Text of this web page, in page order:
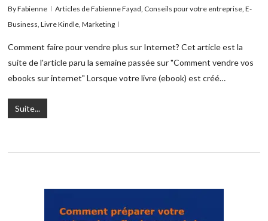
ByFabienne Articles de Fabienne Fayad, Conseils pour votre entreprise,E-
Business,Livre Kindle,Marketing
Comment faire pour vendre plus sur Internet? Cet article est la
suite de l'article paru la semaine passée sur "Comment vendre vos
ebooks sur internet" Lorsque votre livre (ebook) est créé…
Suite...